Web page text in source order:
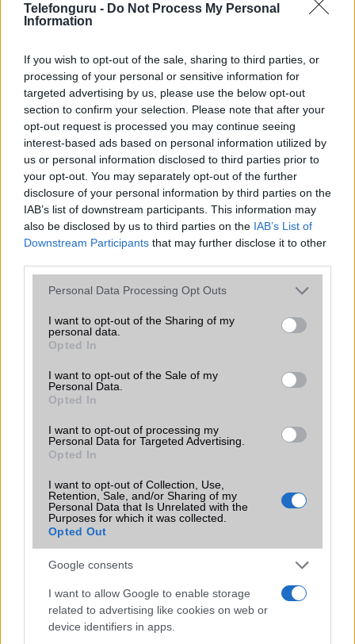
Telefonguru - Do Not Process My Personal
Information
If you wish to opt-out of the sale, sharing to third parties, or
processing of your personal or sensitive information for
targeted advertising by us, please use the below opt-out
section to confirm your selection. Please note that after your
opt-out request is processed you may continue seeing
interest-based ads based on personal information utilized by
us or personal information disclosed to third parties prior to
your opt-out. You may separately opt-out of the further
disclosure of your personal information by third parties on the
IAB’s list of downstream participants. This information may
also be disclosed by us to third parties on the IAB’s List of
Downstream Participants that may further disclose it to other
Please note that this website/app uses one or more Google
not limited to your visit or usage behaviour. You may click to
grant or deny consent to Google and its third-party tags to
use your data for below specified purposes in below Google
consent section.
Personal Data Processing Opt Outs
I want to opt-out of the Sharing of my
personal data.
Opted In
I want to opt-out of the Sale of my
Personal Data.
Opted In
I want to opt-out of processing my
Personal Data for Targeted Advertising.
Opted In
I want to opt-out of Collection, Use,
Retention, Sale, and/or Sharing of my
Personal Data that Is Unrelated with the
Purposes for which it was collected.
Opted Out
Google consents
I want to allow Google to enable storage
related to advertising like cookies on web or
device identifiers in apps.
Készenléti idő h /
Beszélgetési idő h /
Gyorstöltés
Gyorstöltésre alkalmas
ALKALMAZÁSOK ÉS ÉRZÉKELŐK
Java Nincs
Flash/Ujjlenyomat olvasó Fingerprint sensor
SNS integráció alap szolgáltatás
T9 szótár alkalmazás független szótár
Office alkalmazások alap szolgáltatás
Iránytũ ecompass
Extrák
EGYÉB
SIM típus nanoSIM
Flight mode Van
Terület Globális
Védelem Nincs